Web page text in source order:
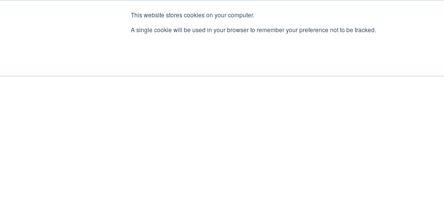
This website stores cookies on your computer.
A single cookie will be used in your browser to remember your preference not to be tracked.